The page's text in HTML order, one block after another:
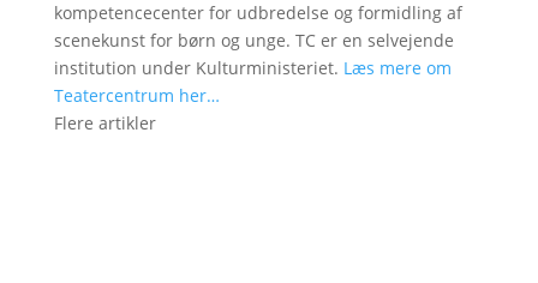
kompetencecenter for udbredelse og formidling af
scenekunst for børn og unge. TC er en selvejende
institution under Kulturministeriet. Læs mere om
Teatercentrum her…
Flere artikler